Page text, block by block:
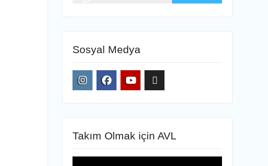
Sosyal Medya
Takım Olmak için AVL